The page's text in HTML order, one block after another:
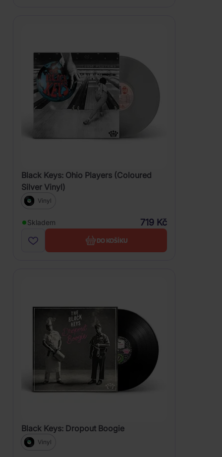
Black Keys: Ohio Players (Coloured
Silver Vinyl)
Vinyl
Skladem 719 Kč
DO KOŠÍKU
Black Keys: Dropout Boogie
Vinyl